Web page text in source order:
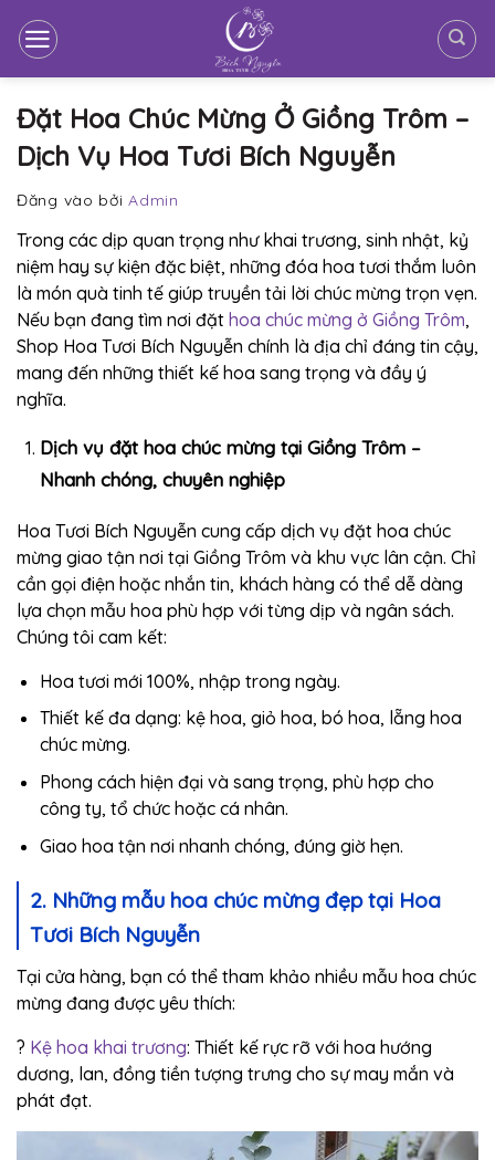
qua
Đặt Hoa Chúc Mừng Ở Giồng Trôm –
Dịch Vụ Hoa Tươi Bích Nguyễn
Đăng vào bởiAdmin
Trong các dịp quan trọng như khai trương, sinh nhật, kỷ
niệm hay sự kiện đặc biệt, những đóa hoa tươi thắm luôn
là món quà tinh tế giúp truyền tải lời chúc mừng trọn vẹn.
Nếu bạn đang tìm nơi đặt hoa chúc mừng ở Giồng Trôm,
Shop Hoa Tươi Bích Nguyễn chính là địa chỉ đáng tin cậy,
mang đến những thiết kế hoa sang trọng và đầy ý
nghĩa.
Dịch vụ đặt hoa chúc mừng tại Giồng Trôm –
Nhanh chóng, chuyên nghiệp
Hoa Tươi Bích Nguyễn cung cấp dịch vụ đặt hoa chúc
mừng giao tận nơi tại Giồng Trôm và khu vực lân cận. Chỉ
cần gọi điện hoặc nhắn tin, khách hàng có thể dễ dàng
lựa chọn mẫu hoa phù hợp với từng dịp và ngân sách.
Chúng tôi cam kết:
Hoa tươi mới 100%, nhập trong ngày.
Thiết kế đa dạng: kệ hoa, giỏ hoa, bó hoa, lẵng hoa
chúc mừng.
Phong cách hiện đại và sang trọng, phù hợp cho
công ty, tổ chức hoặc cá nhân.
Giao hoa tận nơi nhanh chóng, đúng giờ hẹn.
2. Những mẫu hoa chúc mừng đẹp tại Hoa
Tươi Bích Nguyễn
Tại cửa hàng, bạn có thể tham khảo nhiều mẫu hoa chúc
mừng đang được yêu thích:
? Kệ hoa khai trương: Thiết kế rực rỡ với hoa hướng
dương, lan, đồng tiền tượng trưng cho sự may mắn và
phát đạt.